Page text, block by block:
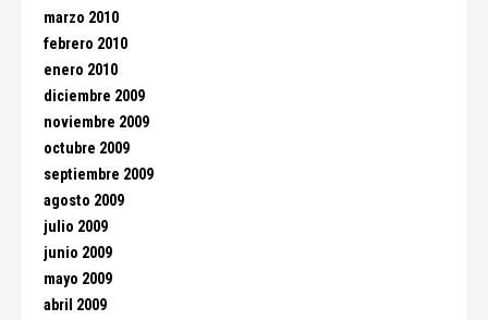
marzo 2010
febrero 2010
enero 2010
diciembre 2009
noviembre 2009
octubre 2009
septiembre 2009
agosto 2009
julio 2009
junio 2009
mayo 2009
abril 2009